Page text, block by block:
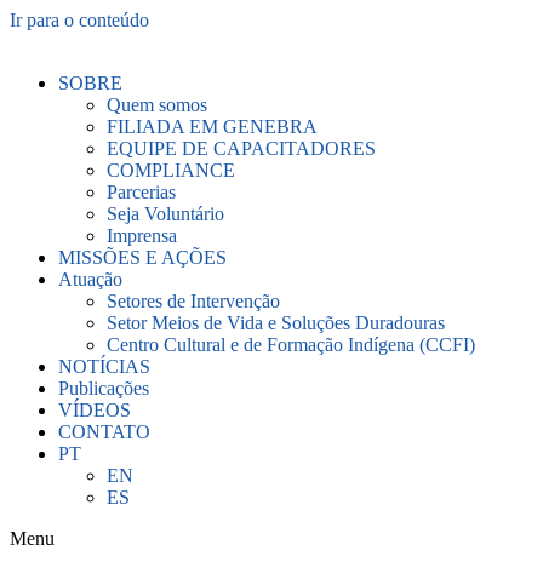
Ir para o conteúdo
SOBRE
Quem somos
FILIADA EM GENEBRA
EQUIPE DE CAPACITADORES
COMPLIANCE
Parcerias
Seja Voluntário
Imprensa
MISSÕES E AÇÕES
Atuação
Setores de Intervenção
Setor Meios de Vida e Soluções Duradouras
Centro Cultural e de Formação Indígena (CCFI)
NOTÍCIAS
Publicações
VÍDEOS
CONTATO
PT
EN
ES
Menu